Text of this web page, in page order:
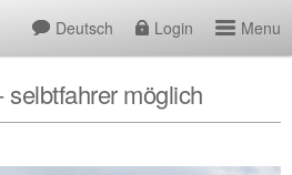
Deutsch Login Menu
möglich